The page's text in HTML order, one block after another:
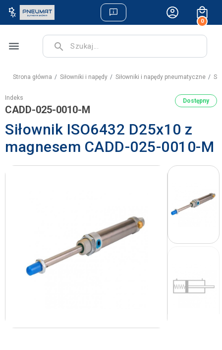
0
menu search
Strona główna Siłowniki i napędy Siłowniki i napędy pneumatyczne
Indeks
CADD-025-0010-M
Dostępny
Siłownik ISO6432 D25x10 z
magnesem CADD-025-0010-M